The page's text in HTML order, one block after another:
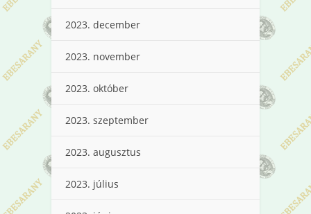
2023. december
2023. november
2023. október
2023. szeptember
2023. augusztus
2023. július